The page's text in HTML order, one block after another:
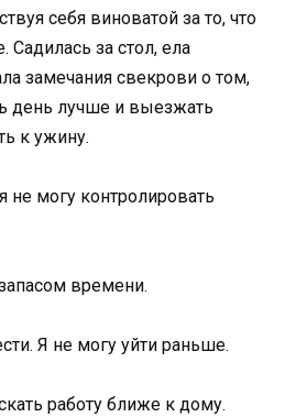
себя виноватой за то, что
Садилась за стол, ела
замечания свекрови о том,
день лучше и выезжать
к ужину.
не могу контролировать
времени.
Я не могу уйти раньше.
работу ближе к дому.